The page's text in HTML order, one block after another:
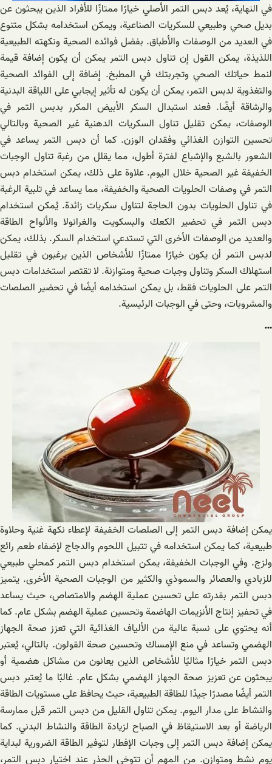
في النهاية، يُعد دبس التمر الأصلي خيارًا ممتازًا للأفراد الذين يبحثون عن
بديل صحي وطبيعي للسكريات الصناعية، ويمكن استخدامه بشكل متنوع
في العديد من الوصفات والأطباق. بفضل فوائده الصحية ونكهته الطبيعية
اللذيذة، يمكن القول إن تناول دبس التمر يمكن أن يكون إضافة قيمة
لنمط حياتك الصحي وتجربتك في المطبخ. إضافة إلى الفوائد الصحية
والتغذوية لدبس التمر، يمكن أن يكون له تأثير إيجابي على اللياقة البدنية
والرشاقة أيضًا. فعند استبدال السكر الأبيض المكرر بدبس التمر في
الوصفات، يمكن تقليل تناول السكريات الدهنية غير الصحية وبالتالي
تحسين التوازن الغذائي وفقدان الوزن. كما أن دبس التمر يساعد في
الشعور بالشبع والإشباع لفترة أطول، مما يقلل من رغبة تناول الوجبات
الخفيفة غير الصحية خلال اليوم. علاوة على ذلك، يمكن استخدام دبس
التمر في وصفات الحلويات الصحية والخفيفة، مما يساعد في تلبية الرغبة
في تناول الحلويات بدون الحاجة لتناول سكريات زائدة. يُمكن استخدام
دبس التمر في تحضير الكعك والبسكويت والغرانولا والألواح الطاقة
والعديد من الوصفات الأخرى التي تستدعي استخدام السكر. بذلك، يمكن
لدبس التمر أن يكون خيارًا ممتازًا للأشخاص الذين يرغبون في تقليل
استهلاك السكر وتناول وجبات صحية ومتوازنة. لا تقتصر استخدامات دبس
التمر على الحلويات فقط، بل يمكن استخدامه أيضًا في تحضير الصلصات
والمشروبات، وحتى في الوجبات الرئيسية.
…
يمكن إضافة دبس التمر إلى الصلصات الخفيفة لإعطاء نكهة غنية وحلاوة
طبيعية، كما يمكن استخدامه في تتبيل اللحوم والدجاج لإضفاء طعم رائع
ولزج. وفي الوجبات الخفيفة، يمكن استخدام دبس التمر كمحلي طبيعي
للزبادي والعصائر والسموذي والكثير من الوجبات الصحية الأخرى. يتميز
دبس التمر بقدرته على تحسين عملية الهضم والامتصاص، حيث يساعد
في تحفيز إنتاج الأنزيمات الهاضمة وتحسين عملية الهضم بشكل عام. كما
أنه يحتوي على نسبة عالية من الألياف الغذائية التي تعزز صحة الجهاز
الهضمي وتساعد في منع الإمساك وتحسين صحة القولون. بالتالي، يُعتبر
دبس التمر خيارًا مثاليًا للأشخاص الذين يعانون من مشاكل هضمية أو
يبحثون عن تعزيز صحة الجهاز الهضمي بشكل عام. غالبًا ما يُعتبر دبس
التمر أيضًا مصدرًا جيدًا للطاقة الطبيعية، حيث يحافظ على مستويات الطاقة
والنشاط على مدار اليوم. يمكن تناول القليل من دبس التمر قبل ممارسة
الرياضة أو بعد الاستيقاظ في الصباح لزيادة الطاقة والنشاط البدني. كما
يمكن إضافة دبس التمر إلى وجبات الإفطار لتوفير الطاقة الضرورية لبداية
يوم نشط ومتوازن. من المهم أن تتوخى الحذر عند اختيار دبس التمر،